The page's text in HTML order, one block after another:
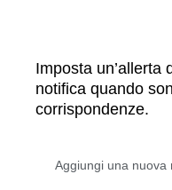
Imposta un’allerta
notifica quando
corrispondenze.